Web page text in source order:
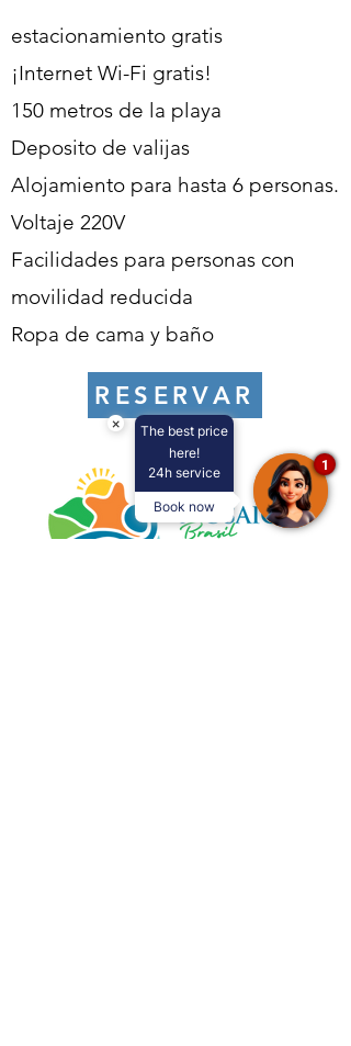
estacionamiento gratis
¡Internet Wi-Fi gratis!
150 metros de la playa
Deposito de valijas
Alojamiento para hasta 6 personas.
Voltaje 220V
Facilidades para personas con
movilidad reducida
Ropa de cama y baño
RESERVAR
×
The best price
here!
24h service
Book now
1